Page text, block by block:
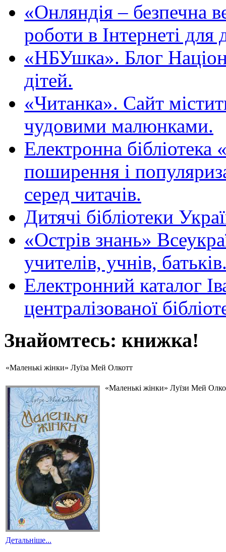
«Oнляндія – безпечна
роботи в Інтернеті для
«НБУшка». Блог
дітей.
«Читанка». Сайт
чудовими малюнками.
Електронна
поширення і
серед читачів.
Дитячі бібліотеки
«Острів знань»
учителів, учнів,
Електронний каталог
централізованої
Знайомтесь: книжка!
«Маленькі жінки» Луїза Мей Олкотт
«Маленькі жінки» Луїзи Мей
Детальніше...